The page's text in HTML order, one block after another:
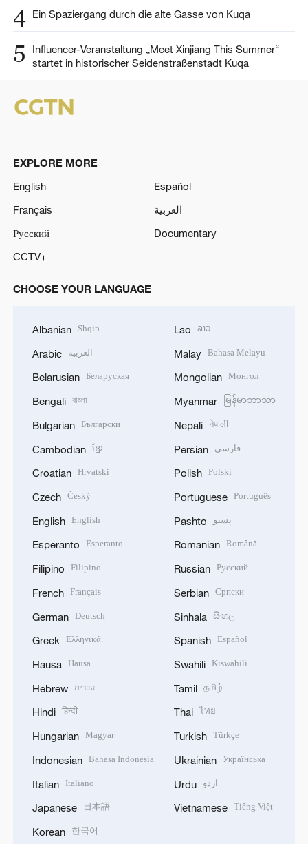
4 Ein Spaziergang durch die alte Gasse von Kuqa
5
Influencer-Veranstaltung „Meet Xinjiang This Summer“
startet in historischer Seidenstraßenstadt Kuqa
EXPLORE MORE
English
Español
Français
العربية
Русский
Documentary
CCTV+
CHOOSE YOUR LANGUAGE
Albanian Shqip
Arabic العربية
Belarusian Беларуская
Bengali বাংলা
Bulgarian Български
Cambodian ខ្មែរ
Croatian Hrvatski
Czech Český
English English
Esperanto Esperanto
Filipino Filipino
French Français
German Deutsch
Greek Ελληνικά
Hausa Hausa
Hebrew עברית
Hindi हिन्दी
Hungarian Magyar
Indonesian Bahasa Indonesia
Italian Italiano
Japanese 日本語
Korean 한국어
Lao ລາວ
Malay Bahasa Melayu
Mongolian Монгол
Myanmar မြန်မာဘာသာ
Nepali नेपाली
Persian فارسی
Polish Polski
Portuguese Português
Pashto پښتو
Romanian Română
Russian Русский
Serbian Српски
Sinhala සිංහල
Spanish Español
Swahili Kiswahili
Tamil தமிழ்
Thai ไทย
Turkish Türkçe
Ukrainian Українська
Urdu اردو
Vietnamese Tiếng Việt